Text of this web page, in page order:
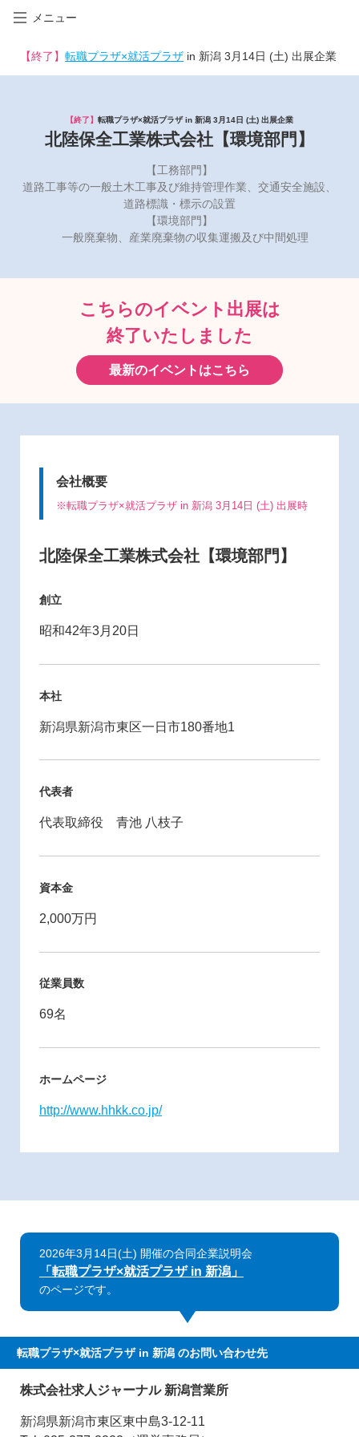
メニュー
【終了】 転職プラザ×就活プラザ in 新潟 3月14日 (土) 出展企業
【終了】 転職プラザ×就活プラザ in 新潟 3月14日 (土) 出展企業
北陸保全工業株式会社【環境部門】
【工務部門】
道路工事等の一般土木工事及び維持管理作業、交通安全施設、
道路標識・標示の設置
【環境部門】
一般廃棄物、産業廃棄物の収集運搬及び中間処理
こちらのイベント出展は
終了いたしました
最新のイベントはこちら
会社概要
※転職プラザ×就活プラザ in 新潟 3月14日 (土) 出展時
北陸保全工業株式会社【環境部門】
創立
昭和42年3月20日
本社
新潟県新潟市東区一日市180番地1
代表者
代表取締役 青池 八枝子
資本金
2,000万円
従業員数
69名
ホームページ
http://www.hhkk.co.jp/
2026年3月14日(土) 開催の合同企業説明会
「転職プラザ×就活プラザ in 新潟」
のページです。
転職プラザ×就活プラザ in 新潟 のお問い合わせ先
株式会社求人ジャーナル 新潟営業所
新潟県新潟市東区東中島3-12-11